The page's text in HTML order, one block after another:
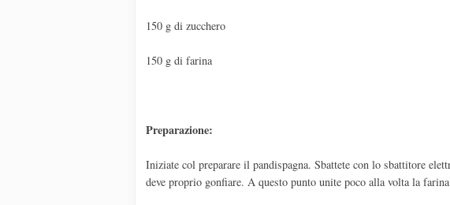
150 g di zucchero
150 g di farina
Preparazione:
Iniziate col preparare il pandispagna. Sbattete con lo sbattitore
deve proprio gonfiare. A questo punto unite poco alla volta la